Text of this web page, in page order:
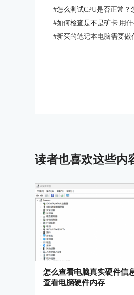
#怎么测试CPU是否正常？
#如何检查是不是矿卡 用
#新买的笔记本电脑需要
读者也喜欢这些内
怎么查看电脑真实硬件信
查看电脑硬件内存